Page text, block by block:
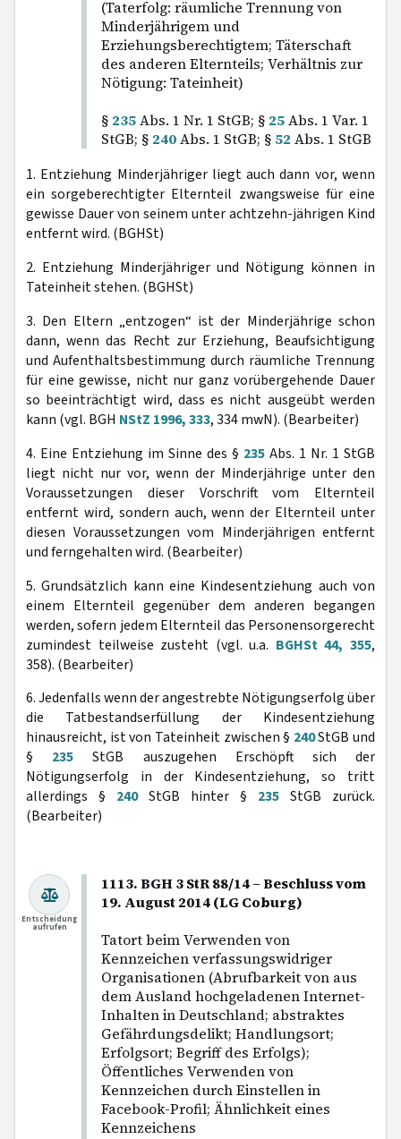
(Taterfolg: räumliche Trennung von
Minderjährigem und
Erziehungsberechtigtem; Täterschaft
des anderen Elternteils; Verhältnis zur
Nötigung: Tateinheit)
§ 235Abs. 1 Nr. 1 StGB; § 25Abs. 1 Var. 1
StGB; § 240Abs. 1 StGB; § 52 Abs. 1 StGB
1. Entziehung Minderjähriger liegt auch dann vor, wenn
ein sorgeberechtigter Elternteil zwangsweise für eine
gewisse Dauer von seinem unter achtzehn-jährigen Kind
entfernt wird. (BGHSt)
2. Entziehung Minderjähriger und Nötigung können in
Tateinheit stehen. (BGHSt)
3. Den Eltern „entzogen“ ist der Minderjährige schon
dann, wenn das Recht zur Erziehung, Beaufsichtigung
und Aufenthaltsbestimmung durch räumliche Trennung
für eine gewisse, nicht nur ganz vorübergehende Dauer
so beeinträchtigt wird, dass es nicht ausgeübt werden
kann (vgl. BGH NStZ 1996, 333, 334 mwN). (Bearbeiter)
4. Eine Entziehung im Sinne des § 235 Abs. 1 Nr. 1 StGB
liegt nicht nur vor, wenn der Minderjährige unter den
Voraussetzungen dieser Vorschrift vom Elternteil
entfernt wird, sondern auch, wenn der Elternteil unter
diesen Voraussetzungen vom Minderjährigen entfernt
und ferngehalten wird. (Bearbeiter)
5. Grundsätzlich kann eine Kindesentziehung auch von
einem Elternteil gegenüber dem anderen begangen
werden, sofern jedem Elternteil das Personensorgerecht
zumindest teilweise zusteht (vgl. u.a. BGHSt 44, 355,
358). (Bearbeiter)
6. Jedenfalls wenn der angestrebte Nötigungserfolg über
die Tatbestandserfüllung der Kindesentziehung
hinausreicht, ist von Tateinheit zwischen § 240StGB und
§ 235 StGB auszugehen Erschöpft sich der
Nötigungserfolg in der Kindesentziehung, so tritt
allerdings § 240StGB hinter § 235 StGB zurück.
(Bearbeiter)
1113. BGH 3 StR 88/14 – Beschluss vom
19. August 2014 (LG Coburg)
Tatort beim Verwenden von
Kennzeichen verfassungswidriger
Organisationen (Abrufbarkeit von aus
dem Ausland hochgeladenen Internet-
Inhalten in Deutschland; abstraktes
Gefährdungsdelikt; Handlungsort;
Erfolgsort; Begriff des Erfolgs);
Öffentliches Verwenden von
Kennzeichen durch Einstellen in
Facebook-Profil; Ähnlichkeit eines
Kennzeichens
Entscheidung
aufrufen